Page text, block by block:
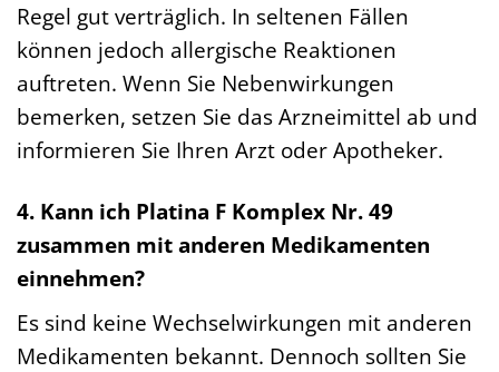
Regel gut verträglich. In seltenen Fällen
können jedoch allergische Reaktionen
auftreten. Wenn Sie Nebenwirkungen
bemerken, setzen Sie das Arzneimittel ab und
informieren Sie Ihren Arzt oder Apotheker.
4. Kann ich Platina F Komplex Nr. 49
zusammen mit anderen Medikamenten
einnehmen?
Es sind keine Wechselwirkungen mit anderen
Medikamenten bekannt. Dennoch sollten Sie